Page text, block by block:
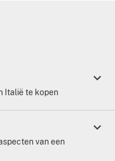
Italië te kopen
van een